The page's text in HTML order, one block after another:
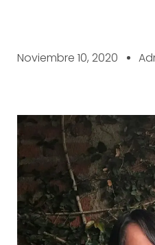
Noviembre 10, 2020